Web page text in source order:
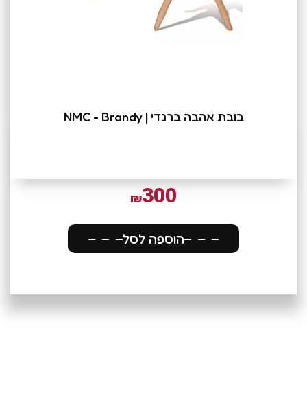
בובת אהבה ברנדי | NMC - Brandy
₪300
הוספה לסל